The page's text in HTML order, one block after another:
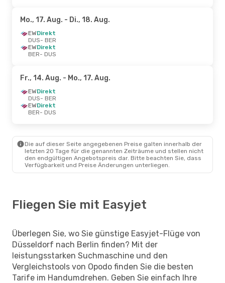
Mo., 17. Aug. - Di., 18. Aug.
EWDirekt
DUS- BER
EWDirekt
BER- DUS
Fr., 14. Aug. - Mo., 17. Aug.
EWDirekt
DUS- BER
EWDirekt
BER- DUS
Die auf dieser Seite angegebenen Preise galten innerhalb der
letzten 20 Tage für die genannten Zeiträume und stellen nicht
den endgültigen Angebotspreis dar. Bitte beachten Sie, dass
Verfügbarkeit und Preise Änderungen unterliegen.
Fliegen Sie mit Easyjet
Überlegen Sie, wo Sie günstige Easyjet-Flüge von
Düsseldorf nach Berlin finden? Mit der
leistungsstarken Suchmaschine und den
Vergleichstools von Opodo finden Sie die besten
Tarife im Handumdrehen. Geben Sie einfach Ihre